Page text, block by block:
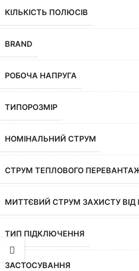
КІЛЬКІСТЬ ПОЛЮСІВ
BRAND
РОБОЧА НАПРУГА
ТИПОРОЗМІР
НОМІНАЛЬНИЙ СТРУМ
СТРУМ ТЕПЛОВОГО
МИТТЄВИЙ СТРУМ ЗАХИСТУ ВІД
ТИП ПІДКЛЮЧЕННЯ
ЗАСТОСУВАННЯ